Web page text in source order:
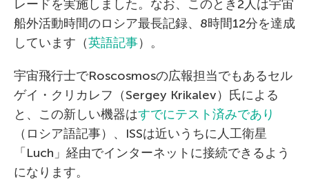
レードを実施しました。なお、このとき2人は宇宙
船外活動時間のロシア最長記録、8時間12分を達成
しています（英語記事）。
宇宙飛行士でRoscosmosの広報担当でもあるセル
ゲイ・クリカレフ（Sergey Krikalev）氏による
と、この新しい機器はすでにテスト済みであり
（ロシア語記事）、ISSは近いうちに人工衛星
「Luch」経由でインターネットに接続できるよう
になります。